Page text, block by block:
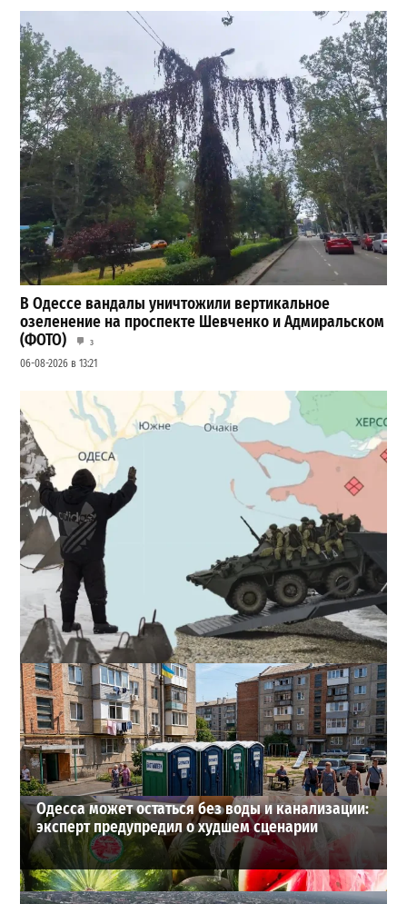
В Одессе вандалы уничтожили вертикальное
озеленение на проспекте Шевченко и Адмиральском
(ФОТО)
3
06-08-2026 в 13:21
Полковник ВСУ рассказал, выдержит ли Одесса
новое наступление
2
27-07-2026 в 11:19
ВИБОР РЕДАКЦИИ
Одесса может остаться без воды и канализации:
эксперт предупредил о худшем сценарии